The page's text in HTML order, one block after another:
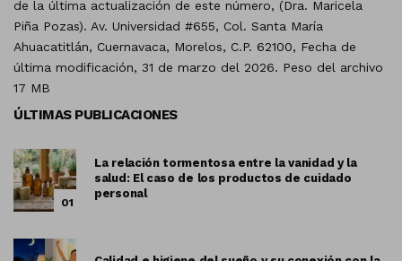
de la última actualización de este número, (Dra. Maricela
Piña Pozas). Av. Universidad #655, Col. Santa María
Ahuacatitlán, Cuernavaca, Morelos, C.P. 62100, Fecha de
última modificación, 31 de marzo del 2026. Peso del archivo
17 MB
ÚLTIMAS PUBLICACIONES
01
La relación tormentosa entre la vanidad y la
salud: El caso de los productos de cuidado
personal